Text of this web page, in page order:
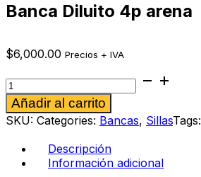
Banca Diluito 4p arena
$6,000.00 Precios + IVA
Banca
Diluito
4p
arena
cantidad
Añadir al carrito
SKU: Categories: Bancas, SillasTags:
Descripción
Información adicional